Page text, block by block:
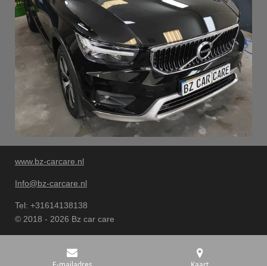
www.bz-carcare.nl
Info@bz-carcare.nl
Tel: +31614138138
© 2018 - 2026 Bz car care